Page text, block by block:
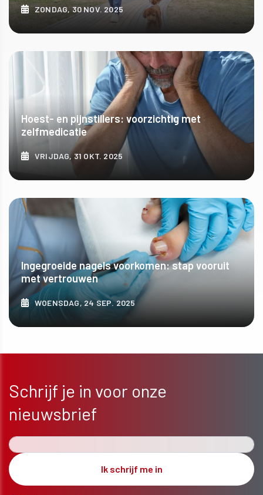
ZONDAG, 30 NOV. 2025
ONTDEK MEER
Hoest- en pijnstillers: voorzichtig met
zelfmedicatie
VRIJDAG, 31 OKT. 2025
ONTDEK MEER
Ingegroeide nagels voorkomen: stap vooruit
met vertrouwen
WOENSDAG, 24 SEP. 2025
Schrijf je in voor onze
nieuwsbrief